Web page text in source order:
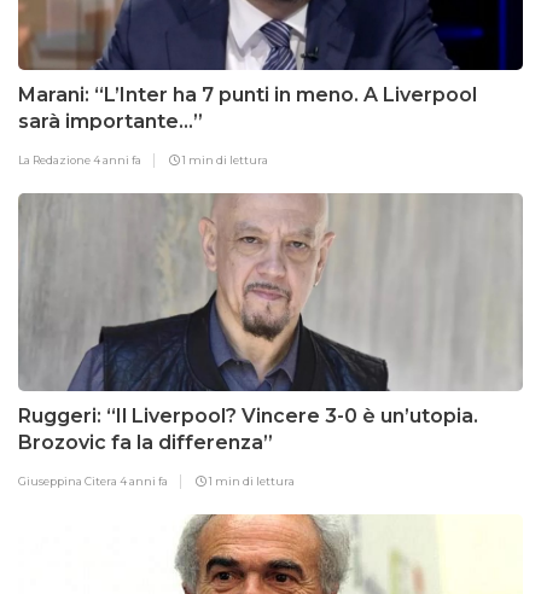
Marani: “L’Inter ha 7 punti in meno. A Liverpool
sarà importante…”
La Redazione4 anni fa 1 min di lettura
Ruggeri: “Il Liverpool? Vincere 3-0 è un’utopia.
Brozovic fa la differenza”
Giuseppina Citera 4 anni fa 1 min di lettura